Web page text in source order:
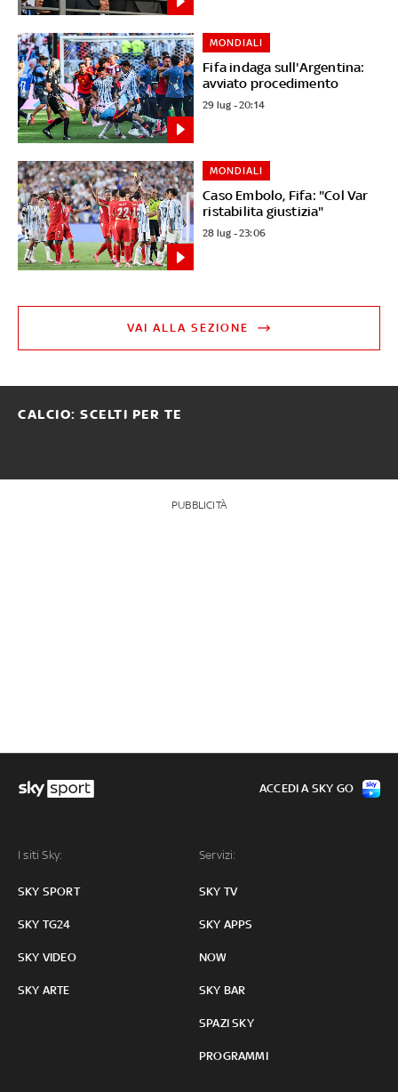
Fifa indaga sull'Argentina:
avviato procedimento
MONDIALI
29 lug - 20:14
Caso Embolo, Fifa: "Col Var
ristabilita giustizia"
MONDIALI
28 lug - 23:06
VAI ALLA SEZIONE
CALCIO: SCELTI PER TE
PUBBLICITÀ
I siti Sky:
SKY SPORT
SKY TG24
SKY VIDEO
SKY ARTE
Servizi:
SKY TV
SKY APPS
NOW
SKY BAR
SPAZI SKY
PROGRAMMI
ACCEDI A SKY GO